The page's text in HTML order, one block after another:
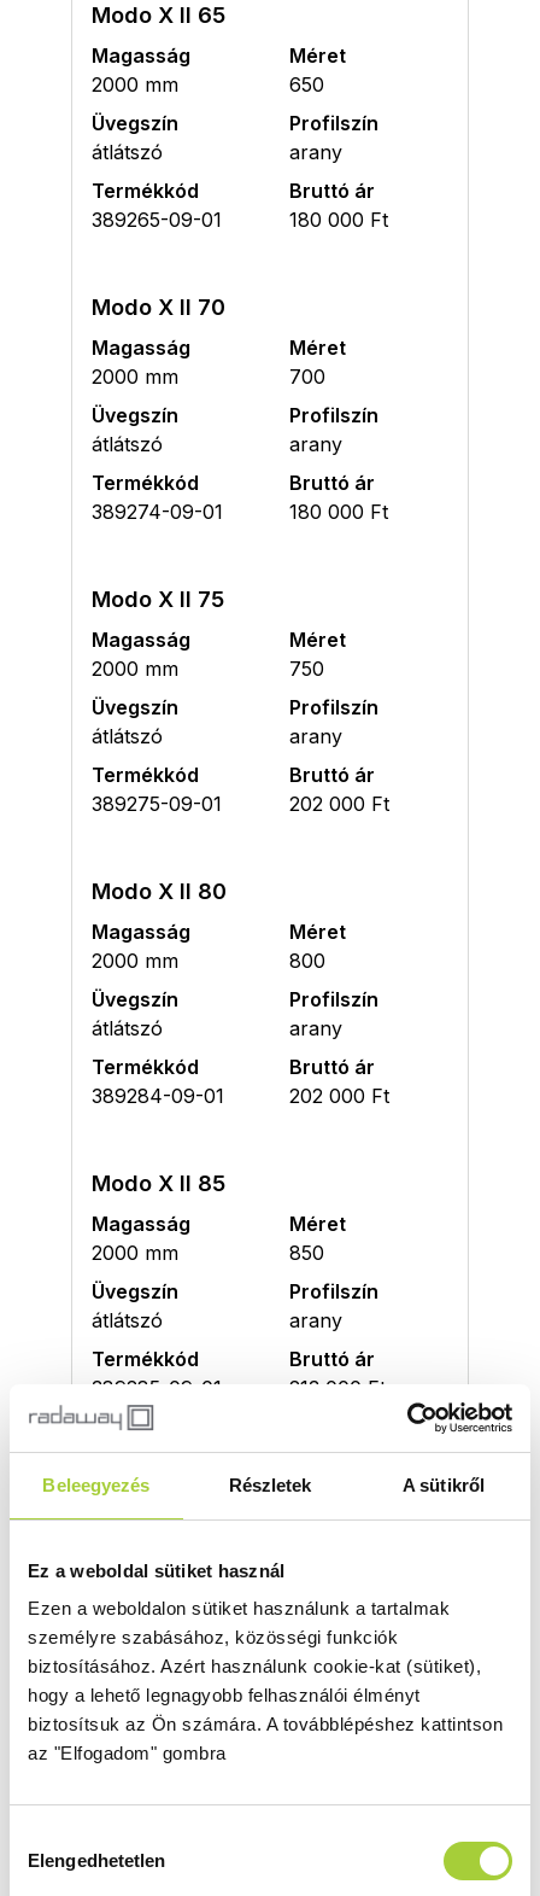
Beleegyezés Részletek A sütikről
Ez a weboldal sütiket használ
Ezen a weboldalon sütiket használunk a tartalmak
személyre szabásához, közösségi funkciók
biztosításához. Azért használunk cookie-kat (sütiket),
hogy a lehető legnagyobb felhasználói élményt
biztosítsuk az Ön számára. A továbblépéshez kattintson
az "Elfogadom" gombra
kiválasztása
Elengedhetetlen
Modo X II 65
Magasság
2000 mm
Méret
650
Üvegszín
átlátszó
Profilszín
arany
Termékkód
389265-09-01
Bruttó ár
180 000 Ft
Modo X II 70
Magasság
2000 mm
Méret
700
Üvegszín
átlátszó
Profilszín
arany
Termékkód
389274-09-01
Bruttó ár
180 000 Ft
Modo X II 75
Magasság
2000 mm
Méret
750
Üvegszín
átlátszó
Profilszín
arany
Termékkód
389275-09-01
Bruttó ár
202 000 Ft
Modo X II 80
Magasság
2000 mm
Méret
800
Üvegszín
átlátszó
Profilszín
arany
Termékkód
389284-09-01
Bruttó ár
202 000 Ft
Modo X II 85
Magasság
2000 mm
Méret
850
Üvegszín
átlátszó
Profilszín
arany
Termékkód
389285-09-01
Bruttó ár
213 000 Ft
Modo X II 90
Magasság
Méret
Üvegszín
átlátszó
arany
Termékkód
389294-09-01
Bruttó ár
213 000 Ft
Modo X II 95
Magasság
Méret